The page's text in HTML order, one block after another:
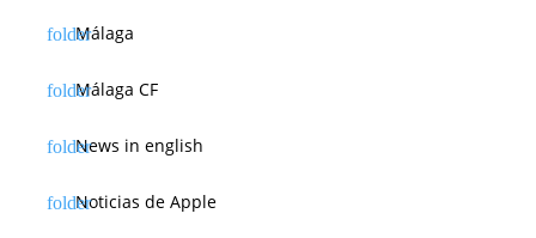
Málaga
Málaga CF
News in english
Noticias de Apple